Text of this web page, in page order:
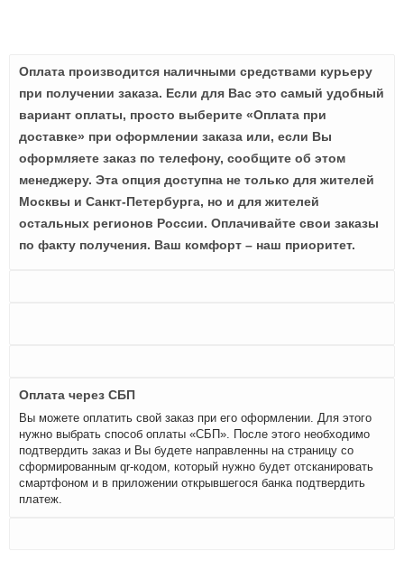
Оплата производится наличными средствами курьеру
при получении заказа. Если для Вас это самый удобный
вариант оплаты, просто выберите «Оплата при
доставке» при оформлении заказа или, если Вы
оформляете заказ по телефону, сообщите об этом
менеджеру. Эта опция доступна не только для жителей
Москвы и Санкт-Петербурга, но и для жителей
остальных регионов России. Оплачивайте свои заказы
по факту получения. Ваш комфорт – наш приоритет.
Оплата через СБП
Вы можете оплатить свой заказ при его оформлении. Для этого
нужно выбрать способ оплаты «СБП». После этого необходимо
подтвердить заказ и Вы будете направленны на страницу со
сформированным qr-кодом, который нужно будет отсканировать
смартфоном и в приложении открывшегося банка подтвердить
платеж.